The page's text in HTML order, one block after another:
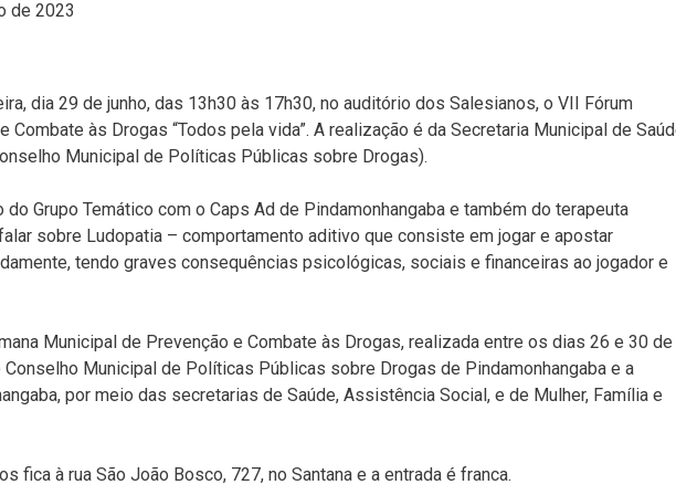
de 2023
dia 29 de junho, das 13h30 às 17h30, no auditório dos Salesianos, o VII Fórum
Combate às Drogas “Todos pela vida”. A realização é da Secretaria Municipal de
Municipal de Políticas Públicas sobre Drogas).
Grupo Temático com o Caps Ad de Pindamonhangaba e também do terapeuta
sobre Ludopatia – comportamento aditivo que consiste em jogar e apostar
tendo graves consequências psicológicas, sociais e financeiras ao jogador e
Municipal de Prevenção e Combate às Drogas, realizada entre os dias 26 e 30 de
Conselho Municipal de Políticas Públicas sobre Drogas de Pindamonhangaba e a
por meio das secretarias de Saúde, Assistência Social, e de Mulher, Família e
fica à rua São João Bosco, 727, no Santana e a entrada é franca.